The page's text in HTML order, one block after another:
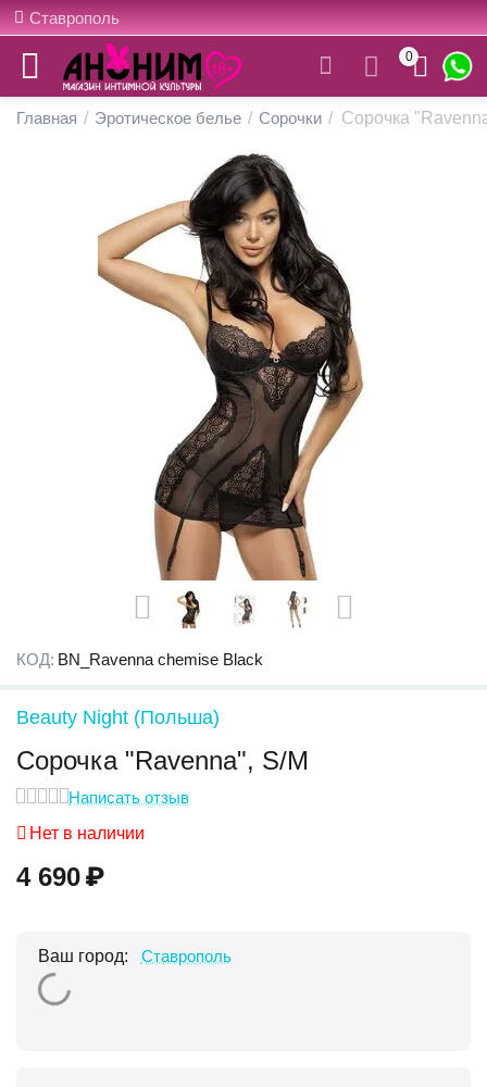
Ставрополь
0
Главная / Эротическое белье / Сорочки / Cорочка
КОД: BN_Ravenna chemise Black
Beauty Night (Польша)
Cорочка "Ravenna", S/M
Написать отзыв
Нет в наличии
4 690₽
Ваш город: Ставрополь